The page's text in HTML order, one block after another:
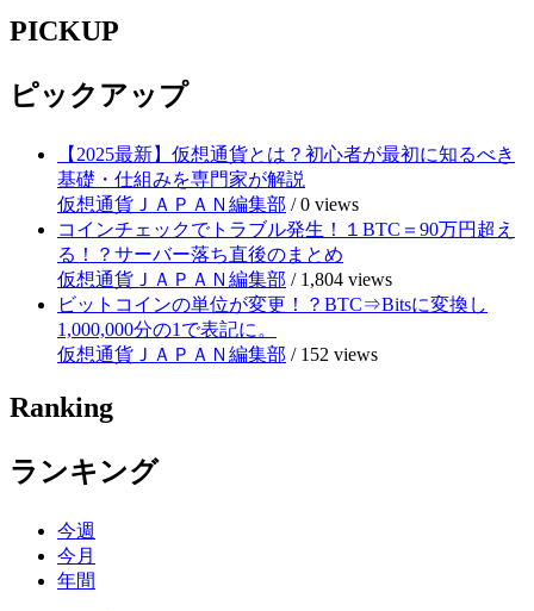
PICKUP
ピックアップ
【2025最新】仮想通貨とは？初心者が最初に知るべき
基礎・仕組みを専門家が解説
仮想通貨ＪＡＰＡＮ編集部 /0 views
コインチェックでトラブル発生！１BTC＝90万円超え
る！？サーバー落ち直後のまとめ
仮想通貨ＪＡＰＡＮ編集部 / 1,804 views
ビットコインの単位が変更！？BTC⇒Bitsに変換し
1,000,000分の1で表記に。
仮想通貨ＪＡＰＡＮ編集部 / 152 views
Ranking
ランキング
今週
今月
年間